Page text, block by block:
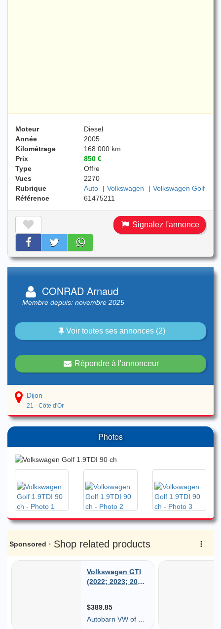
Moteur
Diesel
Année
2005
Kilométrage
168 000 km
Prix
850 €
Type
Offre
Vues
2270
Rubrique
Auto Volkswagen
Volkswagen Golf
Référence
61475211
Signalez l'annonce
CONRAD Arnaud
Membre depuis: novembre 2025
Voir toutes ses annonces (2)
Répondre à l'annonceur
Dijon
21 - Côte d'Or
Photos